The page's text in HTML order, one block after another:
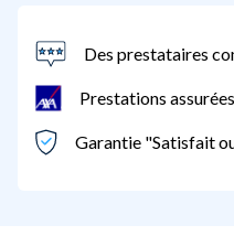
Des prestataires
Prestations assurées
Garantie "Satisfait